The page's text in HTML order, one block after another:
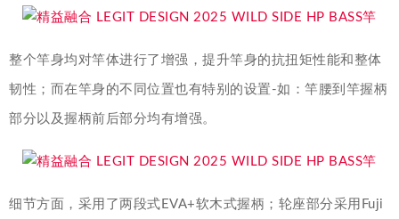
整个竿身均对竿体进行了增强，提升竿身的抗扭矩性能和整体
韧性；而在竿身的不同位置也有特别的设置-如：竿腰到竿握柄
部分以及握柄前后部分均有增强。
细节方面，采用了两段式EVA+软木式握柄；轮座部分采用Fuji